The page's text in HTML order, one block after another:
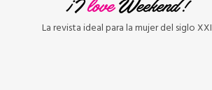
La revista ideal para la mujer del siglo XXI